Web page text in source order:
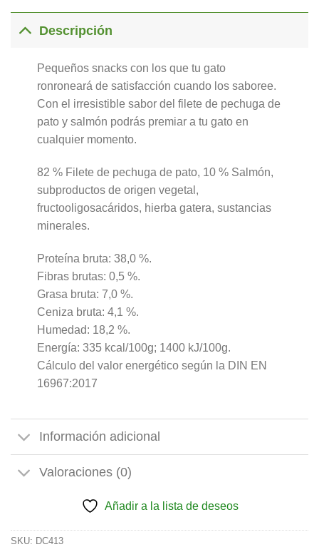
Descripción
Pequeños snacks con los que tu gato
ronroneará de satisfacción cuando los saboree.
Con el irresistible sabor del filete de pechuga de
pato y salmón podrás premiar a tu gato en
cualquier momento.
82 % Filete de pechuga de pato, 10 % Salmón,
subproductos de origen vegetal,
fructooligosacáridos, hierba gatera, sustancias
minerales.
Proteína bruta: 38,0 %.
Fibras brutas: 0,5 %.
Grasa bruta: 7,0 %.
Ceniza bruta: 4,1 %.
Humedad: 18,2 %.
Energía: 335 kcal/100g; 1400 kJ/100g.
Cálculo del valor energético según la DIN EN
16967:2017
Información adicional
Valoraciones (0)
Añadir a la lista de deseos
SKU: DC413